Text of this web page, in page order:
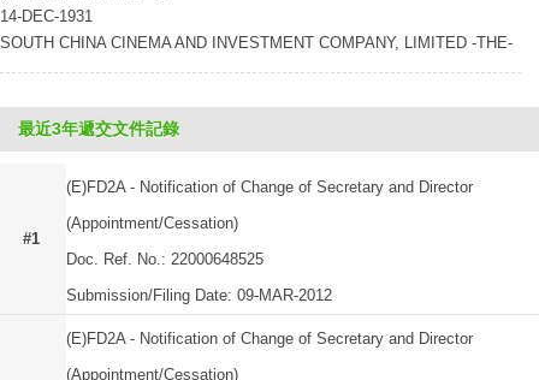
14-DEC-1931
SOUTH CHINA CINEMA AND INVESTMENT COMPANY, LIMITED -THE-
最近3年遞交文件記錄
#1
(E)FD2A - Notification of Change of Secretary and Director
(Appointment/Cessation)
Doc. Ref. No.: 22000648525
Submission/Filing Date: 09-MAR-2012
(E)FD2A - Notification of Change of Secretary and Director
(Appointment/Cessation)